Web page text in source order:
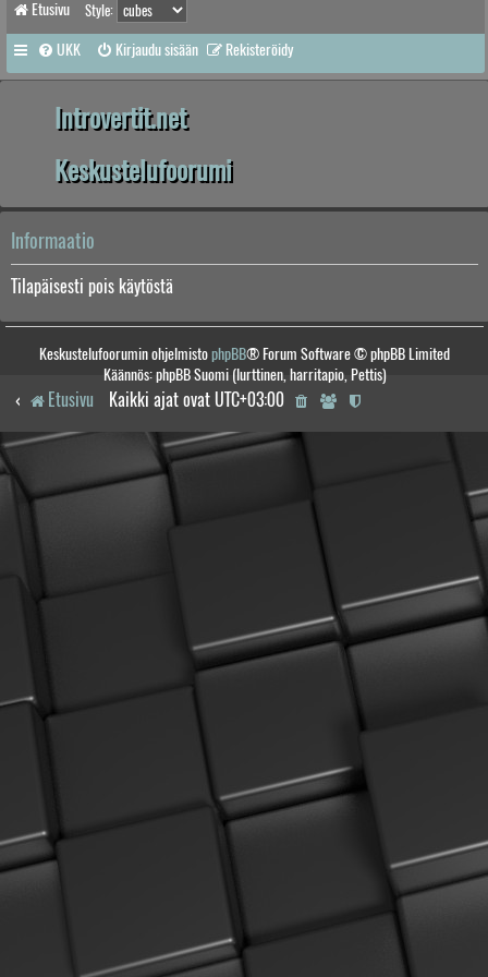
Etusivu Style:
UKK Kirjaudu sisään Rekisteröidy
Introvertit.net
Keskustelufoorumi
Informaatio
Tilapäisesti pois käytöstä
Keskustelufoorumin ohjelmistophpBB® Forum Software © phpBB Limited
Käännös: phpBB Suomi (lurttinen, harritapio, Pettis)
Etusivu Kaikki ajat ovat UTC+03:00